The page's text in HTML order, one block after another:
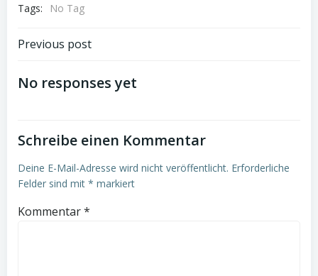
Tags:
No Tag
Post
navigation
Previous post
No responses yet
Schreibe einen Kommentar
Deine E-Mail-Adresse wird nicht veröffentlicht. Erforderliche
Felder sind mit * markiert
Kommentar*